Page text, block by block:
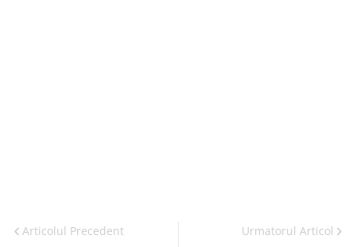
Articolul Precedent Urmatorul Articol